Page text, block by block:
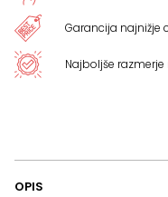
Garancija najnižje
Najboljše
OPIS